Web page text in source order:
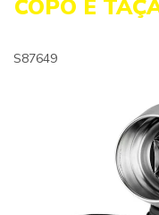
COPO E
S87649